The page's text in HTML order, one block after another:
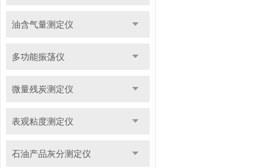
油含气量测定仪
多功能振荡仪
微量残炭测定仪
表观粘度测定仪
石油产品灰分测定仪